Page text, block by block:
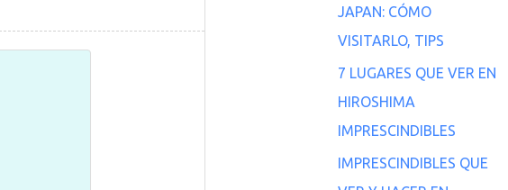
JAPAN: CÓMO
VISITARLO, TIPS
7 LUGARES QUE VER EN
HIROSHIMA
IMPRESCINDIBLES
IMPRESCINDIBLES QUE